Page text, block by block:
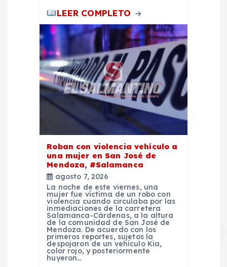
LEER COMPLETO
Roban con violencia vehículo a
una mujer en San José de
Mendoza, #Salamanca
agosto 7, 2026
La noche de este viernes, una
mujer fue víctima de un robo con
violencia cuando circulaba por las
inmediaciones de la carretera
Salamanca-Cárdenas, a la altura
de la comunidad de San José de
Mendoza. De acuerdo con los
primeros reportes, sujetos la
despojaron de un vehículo Kia,
color rojo, y posteriormente
huyeron…